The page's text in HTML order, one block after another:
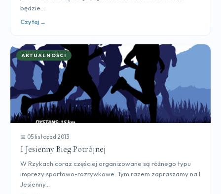
będzie...
Czytaj →
AKTUALNOŚCI
📅 05 listopad 2013
I Jesienny Bieg Potrójnej
W Rzykach coraz częściej organizowane są różnego typu
imprezy sportowo-rozrywkowe. Tym razem zapraszamy na I
Jesienny...